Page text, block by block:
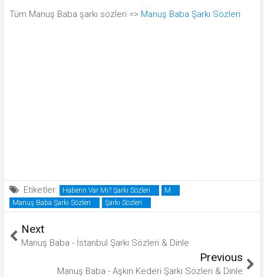
Tüm Manuş Baba şarkı sözleri => Manuş Baba Şarkı Sözleri
Etiketler: Haberin Var Mı? Şarkı Sözleri
M
Manuş Baba Şarkı Sözleri
Şarkı Sözleri
Next
Manuş Baba - İstanbul Şarkı Sözleri & Dinle
Previous
Manuş Baba - Aşkın Kederi Şarkı Sözleri & Dinle